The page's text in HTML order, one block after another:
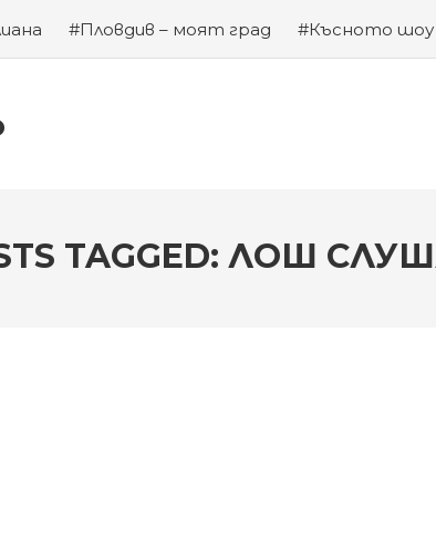
#Пловдив – моят град #Късното шоу
Левски #Хубаво местенце в Пловдив
TAGGED: ЛОШ